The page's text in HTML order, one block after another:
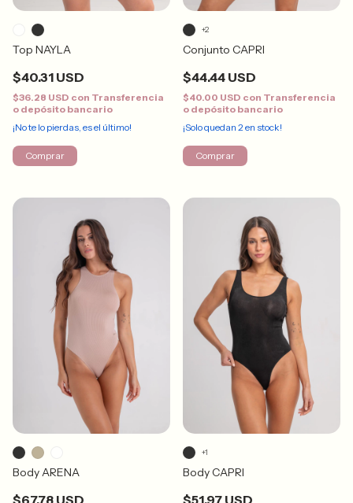
Top NAYLA
$40.31 USD
$36.28 USD con Transferencia
o depósito bancario
¡No te lo pierdas, es el último!
Comprar
Conjunto CAPRI
$44.44 USD
$40.00 USD con Transferencia
o depósito bancario
¡Solo quedan 2en stock!
+2
Comprar
Body ARENA Body CAPRI
+1